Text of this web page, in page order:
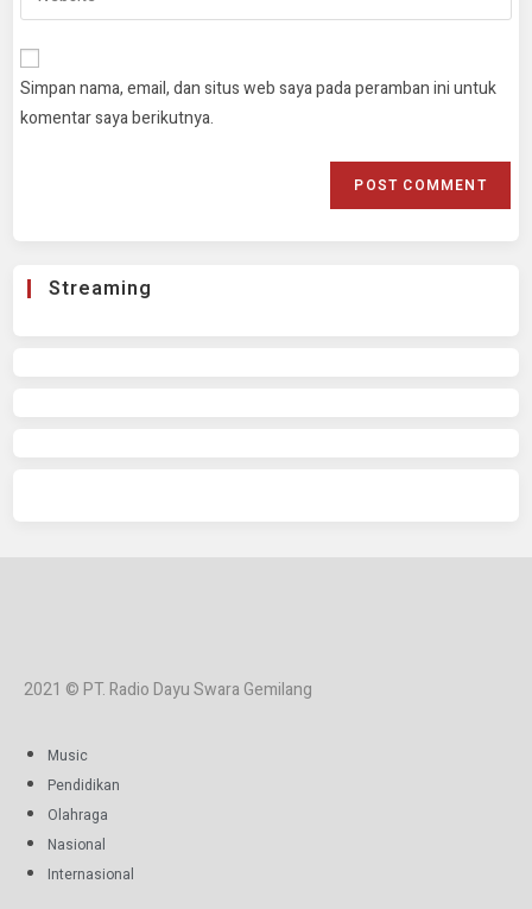
Simpan nama, email, dan situs web saya pada peramban ini untuk
komentar saya berikutnya.
Streaming
2021 © PT. Radio Dayu Swara Gemilang
Music
Pendidikan
Olahraga
Nasional
Internasional